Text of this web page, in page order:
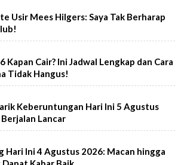
Usir Mees Hilgers: Saya Tak Berharap
Kapan Cair? Ini Jadwal Lengkap dan Cara
Tidak Hangus!
Keberuntungan Hari Ini 5 Agustus
Lancar
Hari Ini 4 Agustus 2026: Macan hingga